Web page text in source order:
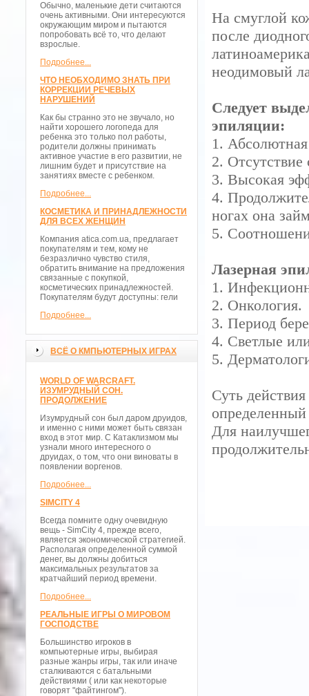
Обычно, маленькие дети считаются
очень активными. Они интересуются
окружающим миром и пытаются
попробовать всё то, что делают
взрослые.
Подробнее...
ЧТО НЕОБХОДИМО ЗНАТЬ ПРИ
КОРРЕКЦИИ РЕЧЕВЫХ
НАРУШЕНИЙ
Как бы странно это не звучало, но
найти хорошего логопеда для
ребенка это только пол работы,
родители должны принимать
активное участие в его развитии, не
лишним будет и присутствие на
занятиях вместе с ребенком.
Подробнее...
КОСМЕТИКА И ПРИНАДЛЕЖНОСТИ
ДЛЯ ВСЕХ ЖЕНЩИН
Компания atica.com.ua, предлагает
покупателям и тем, кому не
безразлично чувство стиля,
обратить внимание на предложения
связанные с покупкой,
косметических принадлежностей.
Покупателям будут доступны: гели
Подробнее...
ВСЁ О КМПЬЮТЕРНЫХ ИГРАХ
WORLD OF WARCRAFT.
ИЗУМРУДНЫЙ СОН.
ПРОДОЛЖЕНИЕ
Изумрудный сон был даром друидов,
и именно с ними может быть связан
вход в этот мир. С Катаклизмом мы
узнали много интересного о
друидах, о том, что они виноваты в
появлении воргенов.
Подробнее...
SIMCITY 4
Всегда помните одну очевидную
вещь - SimCity 4, прежде всего,
является экономической стратегией.
Располагая определенной суммой
денег, вы должны добиться
максимальных результатов за
кратчайший период времени.
Подробнее...
РЕАЛЬНЫЕ ИГРЫ О МИРОВОМ
ГОСПОДСТВЕ
Большинство игроков в
компьютерные игры, выбирая
разные жанры игры, так или иначе
сталкиваются с батальными
действиями ( или как некоторые
говорят "файтингом").
На смуглой
после
неодимовый
Следует
эпиляции:
1.
2.
3. Высокая
4.
ногах она
5.
Лазерная
1.
2. Онкология.
3. Период
4. Светлые
5.
Суть
Для